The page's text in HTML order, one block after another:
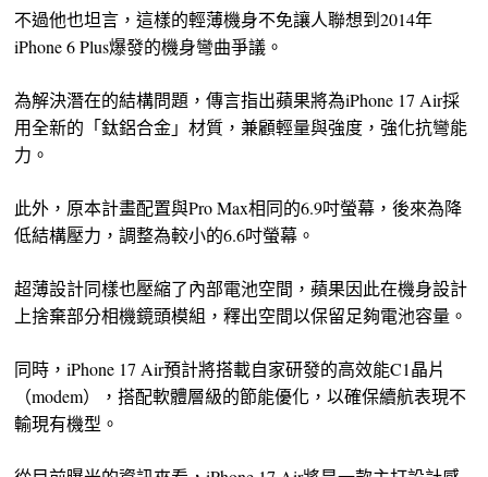
不過他也坦言，這樣的輕薄機身不免讓人聯想到2014年
iPhone 6 Plus爆發的機身彎曲爭議。
為解決潛在的結構問題，傳言指出蘋果將為iPhone 17 Air採
用全新的「鈦鋁合金」材質，兼顧輕量與強度，強化抗彎能
力。
此外，原本計畫配置與Pro Max相同的6.9吋螢幕，後來為降
低結構壓力，調整為較小的6.6吋螢幕。
超薄設計同樣也壓縮了內部電池空間，蘋果因此在機身設計
上捨棄部分相機鏡頭模組，釋出空間以保留足夠電池容量。
同時，iPhone 17 Air預計將搭載自家研發的高效能C1晶片
（modem），搭配軟體層級的節能優化，以確保續航表現不
輸現有機型。